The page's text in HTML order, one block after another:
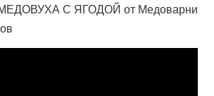
С ЯГОДОЙ от Медоварни